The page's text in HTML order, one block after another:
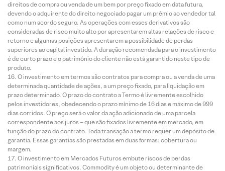
direitos de compra ou venda de um bem por preço fixado em data futura,
devendo o adquirente do direito negociado pagar um prêmio ao vendedor tal
como num acordo seguro. As operações com esses derivativos são
consideradas de risco muito alto por apresentarem altas relações de risco e
retorno e algumas posições apresentarem a possibilidade de perdas
superiores ao capital investido. A duração recomendada para o investimento
é de curto prazo e o patrimônio do cliente não está garantido neste tipo de
produto.
O investimento em termos são contratos para compra ou a venda de uma
determinada quantidade de ações, a um preço fixado, para liquidação em
prazo determinado. O prazo do contrato a Termo é livremente escolhido
pelos investidores, obedecendo o prazo mínimo de 16 dias e máximo de 999
dias corridos. O preço será o valor da ação adicionado de uma parcela
correspondente aos juros – que são fixados livremente em mercado, em
função do prazo do contrato. Toda transação a termo requer um depósito de
garantia. Essas garantias são prestadas em duas formas: cobertura ou
margem.
O investimento em Mercados Futuros embute riscos de perdas
patrimoniais significativos. Commodity é um objeto ou determinante de